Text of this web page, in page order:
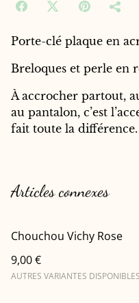
Porte-clé plaque en
Breloques et perle en
À accrocher partout,
au pantalon, c’est
fait toute la différence.
Articles connexes
Chouchou Vichy Rose
9,00 €
AUTRES VARIANTES DISPONIBLES